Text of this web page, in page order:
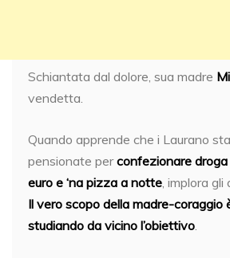
Schiantata dal dolore, sua madre
vendetta.
Quando apprende che i Laurano
pensionate perconfezionare
euro e ‘na pizza a notte, implora gli
Il vero scopo della madre-coraggio
studiando da vicino l’obiettivo.